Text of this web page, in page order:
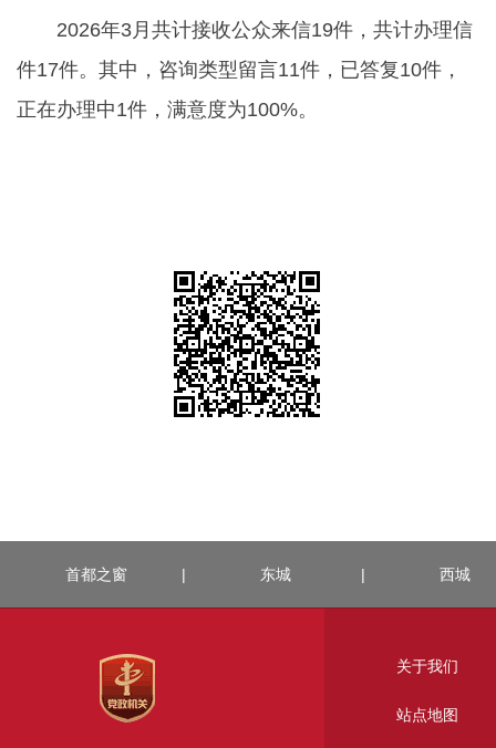
2026年3月共计接收公众来信19件，共计办理信
件17件。其中，咨询类型留言11件，已答复10件，
正在办理中1件，满意度为100%。
首都之窗 | 东城 | 西城
关于我们
站点地图